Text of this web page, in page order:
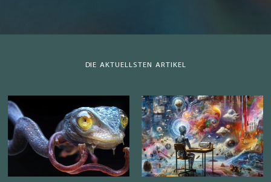
DIE AKTUELLSTEN ARTIKEL